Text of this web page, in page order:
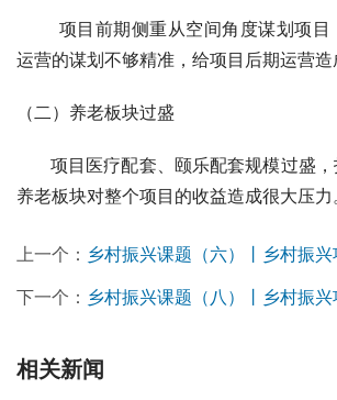
二、项目困境
（一）前期整体谋划不够精准
项目前期侧重从空间角度谋划项目
运营的谋划不够精准，给项目后期运营造
（二）养老板块过盛
项目医疗配套、颐乐配套规模过盛，投资过大，以至于
上一个：乡村振兴课题（六）丨乡村振兴项目操盘要点之乡村特色旅